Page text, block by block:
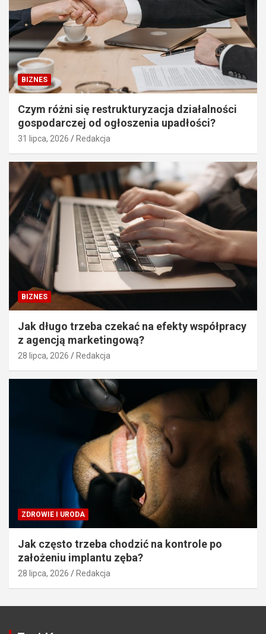
BIZNES
Czym różni się restrukturyzacja działalności
gospodarczej od ogłoszenia upadłości?
31 lipca, 2026 Redakcja
BIZNES
Jak długo trzeba czekać na efekty współpracy
z agencją marketingową?
28 lipca, 2026 Redakcja
ZDROWIE I URODA
Jak często trzeba chodzić na kontrole po
założeniu implantu zęba?
28 lipca, 2026 Redakcja